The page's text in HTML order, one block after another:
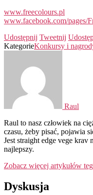
www.freecolours.pl
www.facebook.com/pages/
Udostępnij Tweetnij
KategorieKonkursy i
Raul
Raul to nasz człowiek na
czasu, żeby pisać, pojawia
Jest straight edge vege krav
najlepszy.
Zobacz więcej artykułów
Dyskusja